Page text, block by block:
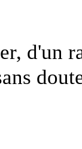
d'un